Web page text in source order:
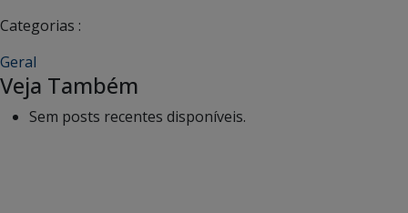
Categorias :
Geral
Veja Também
Sem posts recentes disponíveis.